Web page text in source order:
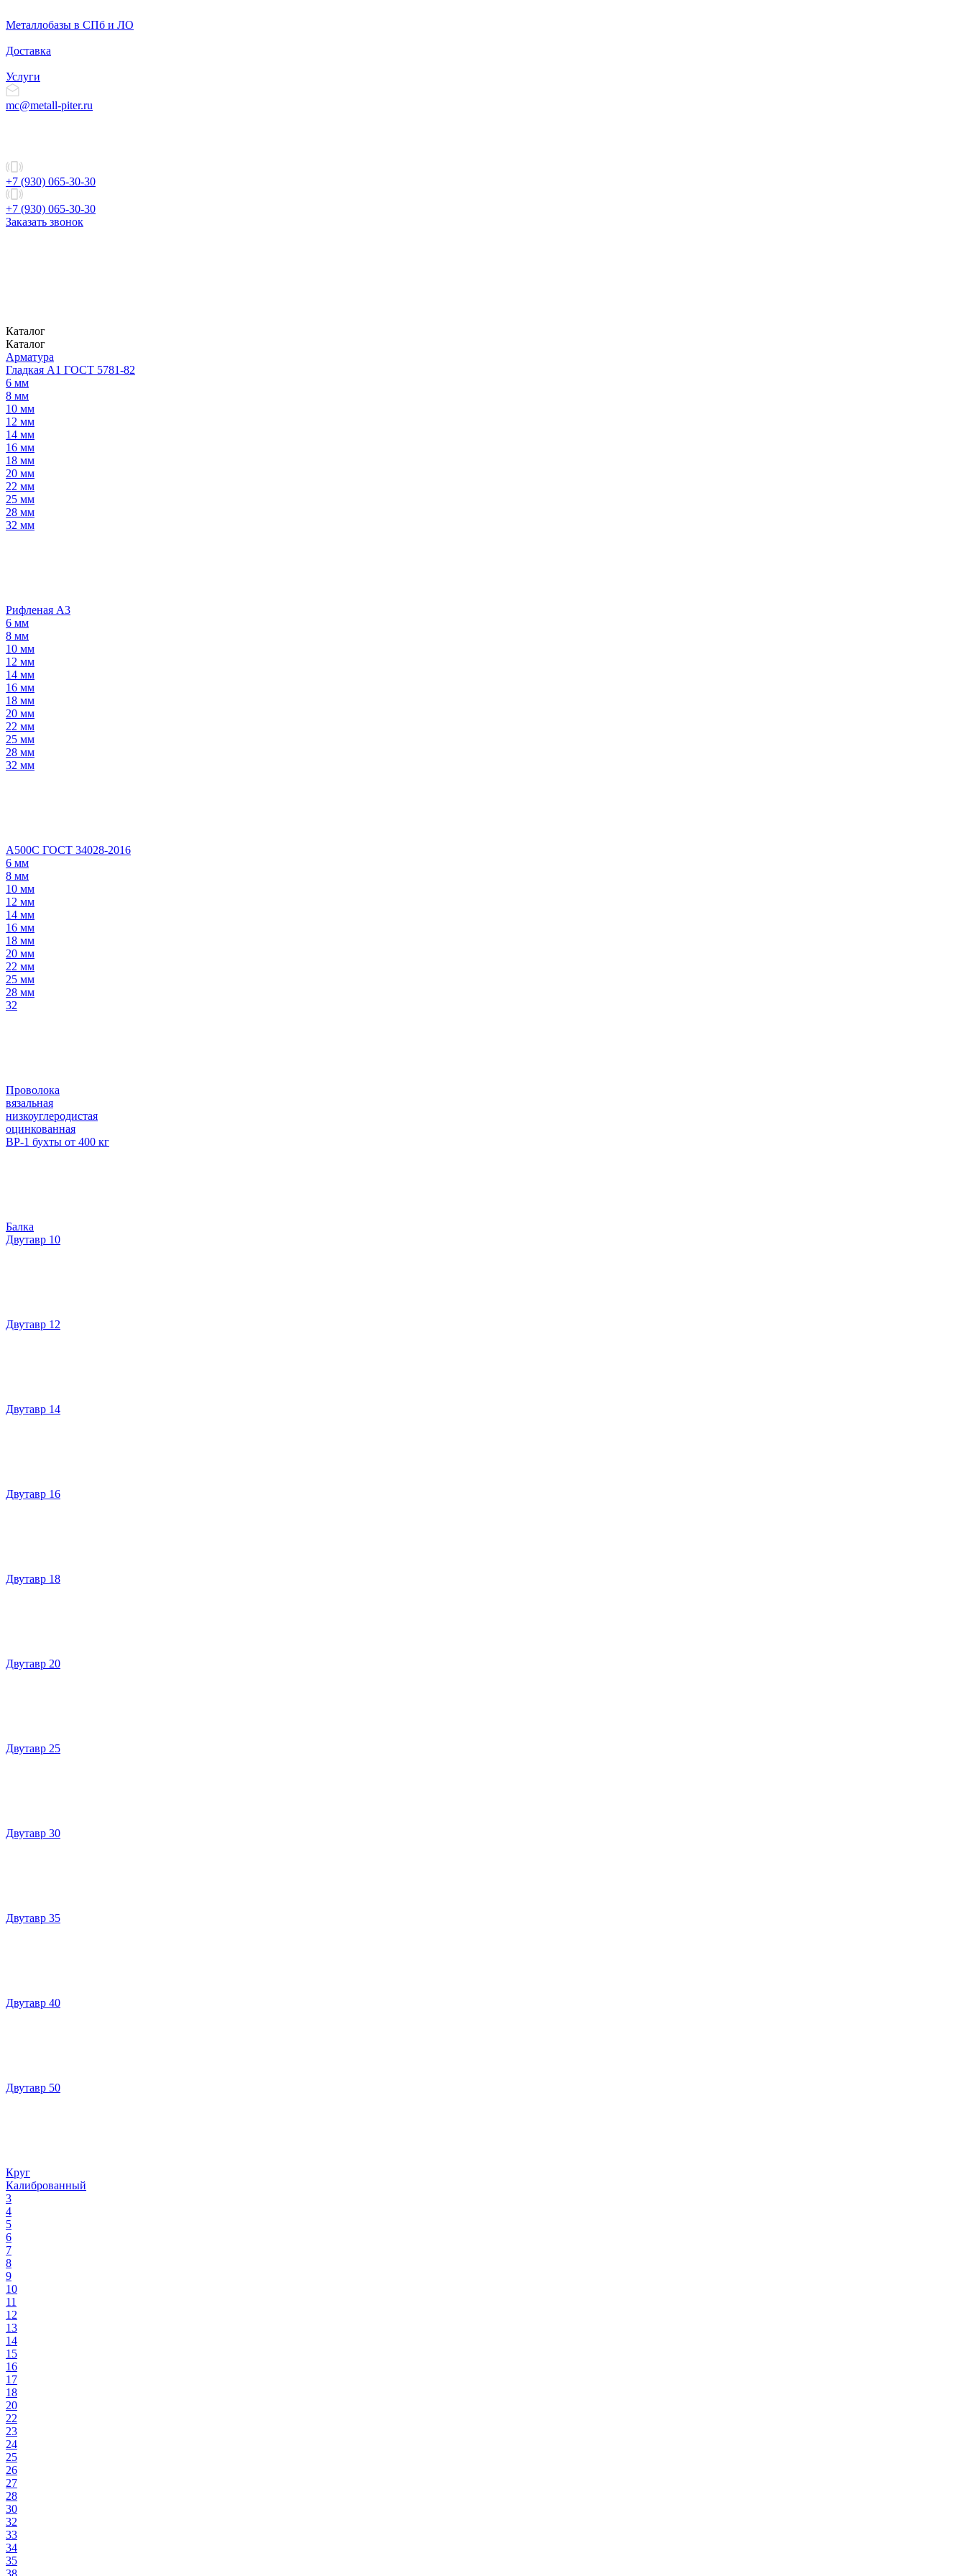
Металлобазы в СПб и ЛО
Доставка
Услуги
mc@metall-piter.ru
+7 (930) 065-30-30
+7 (930) 065-30-30
Заказать звонок
Каталог
Каталог
Арматура
Гладкая А1 ГОСТ 5781-82
6 мм
8 мм
10 мм
12 мм
14 мм
16 мм
18 мм
20 мм
22 мм
25 мм
28 мм
32 мм
Рифленая А3
6 мм
8 мм
10 мм
12 мм
14 мм
16 мм
18 мм
20 мм
22 мм
25 мм
28 мм
32 мм
А500С ГОСТ 34028-2016
6 мм
8 мм
10 мм
12 мм
14 мм
16 мм
18 мм
20 мм
22 мм
25 мм
28 мм
32
Проволока
вязальная
низкоуглеродистая
оцинкованная
ВР-1 бухты от 400 кг
Балка
Двутавр 10
Двутавр 12
Двутавр 14
Двутавр 16
Двутавр 18
Двутавр 20
Двутавр 25
Двутавр 30
Двутавр 35
Двутавр 40
Двутавр 50
Круг
Калиброванный
3
4
5
6
7
8
9
10
11
12
13
14
15
16
17
18
20
22
23
24
25
26
27
28
30
32
33
34
35
38